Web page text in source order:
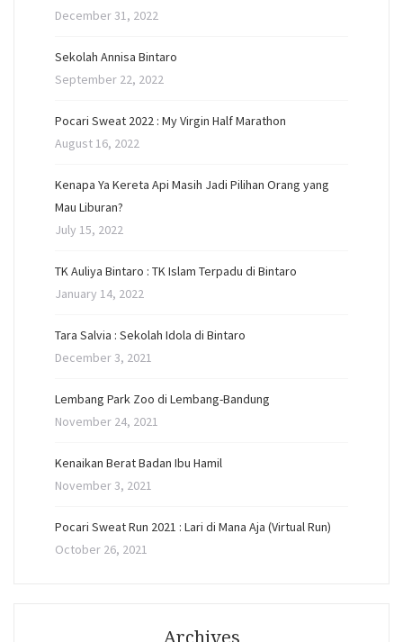
December 31, 2022
Sekolah Annisa Bintaro
September 22, 2022
Pocari Sweat 2022 : My Virgin Half Marathon
August 16, 2022
Kenapa Ya Kereta Api Masih Jadi Pilihan Orang yang
Mau Liburan?
July 15, 2022
TK Auliya Bintaro : TK Islam Terpadu di Bintaro
January 14, 2022
Tara Salvia : Sekolah Idola di Bintaro
December 3, 2021
Lembang Park Zoo di Lembang-Bandung
November 24, 2021
Kenaikan Berat Badan Ibu Hamil
November 3, 2021
Pocari Sweat Run 2021 : Lari di Mana Aja (Virtual Run)
October 26, 2021